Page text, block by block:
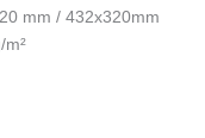
mm / 432x320mm
m²